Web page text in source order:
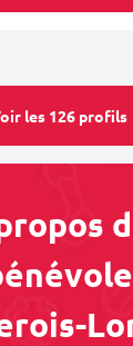
les 126 profils